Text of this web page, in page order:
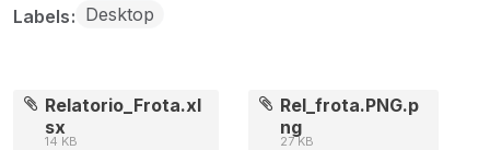
Labels Desktop
Relatorio_Frota.xl
sx
14 KB
Rel_frota.PNG.p
ng
27 KB